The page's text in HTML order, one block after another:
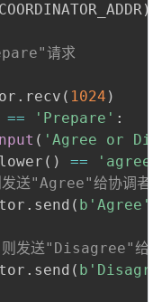
COORDINATOR_ADDR)
请求
. recv ( 1024 )
== 'Prepare' :
( 'Agree or
lower ( ) == 'agree'
送"Agree"给协调者
. send ( b'Agree'
发送"Disagree"给
. send (